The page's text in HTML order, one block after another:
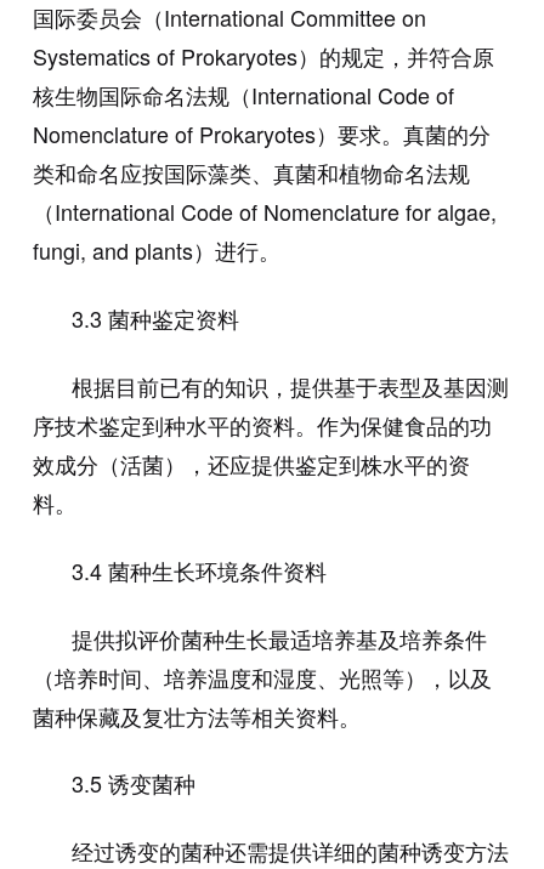
国际委员会（International Committee on
Systematics of Prokaryotes）的规定，并符合原
核生物国际命名法规（International Code of
Nomenclature of Prokaryotes）要求。真菌的分
类和命名应按国际藻类、真菌和植物命名法规
（International Code of Nomenclature for algae,
fungi, and plants）进行。
3.3 菌种鉴定资料
根据目前已有的知识，提供基于表型及基因测
序技术鉴定到种水平的资料。作为保健食品的功
效成分（活菌），还应提供鉴定到株水平的资
料。
3.4菌种生长环境条件资料
提供拟评价菌种生长最适培养基及培养条件
（培养时间、培养温度和湿度、光照等），以及
菌种保藏及复壮方法等相关资料。
3.5诱变菌种
经过诱变的菌种还需提供详细的菌种诱变方法